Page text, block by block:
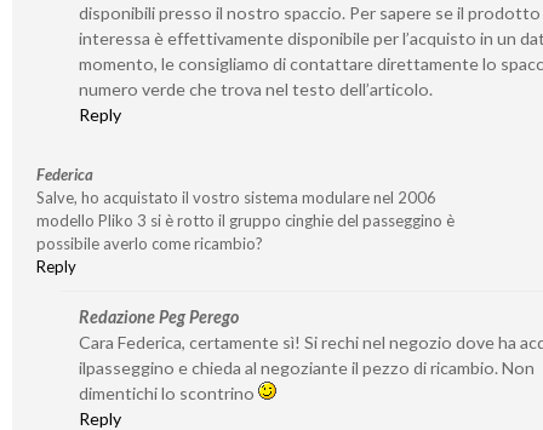
disponibili presso il nostro spaccio. Per sapere se il prodotto
interessa è effettivamente disponibile per l’acquisto in un
momento, le consigliamo di contattare direttamente lo
numero verde che trova nel testo dell’articolo.
Reply
Federica
Salve, ho acquistato il vostro sistema modulare nel 2006
modello Pliko 3 si è rotto il gruppo cinghie del passeggino è
possibile averlo come ricambio?
Reply
Redazione Peg Perego
Cara Federica, certamente sì! Si rechi nel negozio dove ha
ilpasseggino e chieda al negoziante il pezzo di ricambio. Non
dimentichi lo scontrino
Reply